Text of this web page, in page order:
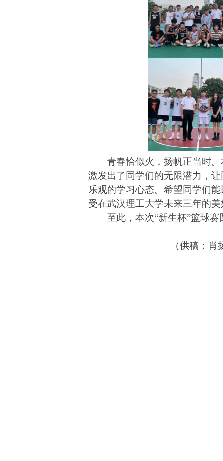
青春恰似火，扬帆正当时
激发出了同学们的无限潜力，
乐观的学习心态。希望同学们
受在武汉理工大学未来三年的
至此，本次“新生杯”篮球赛
（供稿：